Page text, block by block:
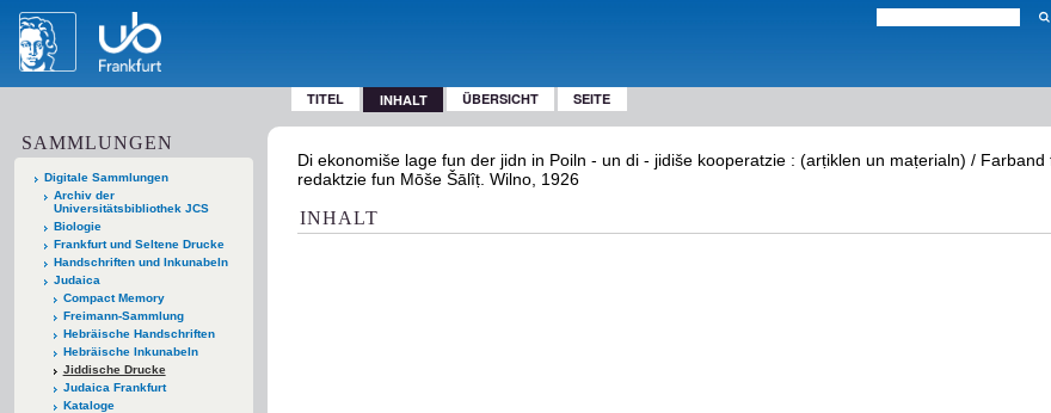
TITEL INHALT ÜBERSICHT SEITE
SAMMLUNGEN
Digitale Sammlungen
Archiv der
Universitätsbibliothek JCS
Biologie
Frankfurt und Seltene Drucke
Handschriften und Inkunabeln
Judaica
Compact Memory
Freimann-Sammlung
Hebräische Handschriften
Hebräische Inkunabeln
Jiddische Drucke
Judaica Frankfurt
Kataloge
Di ekonomiše lage fun der jidn in Poiln - un di - jidiše kooperatzie : (arṭiklen un maṭerialn) /
redaktzie fun Mōše Šālîṭ. Wilno, 1926
INHALT